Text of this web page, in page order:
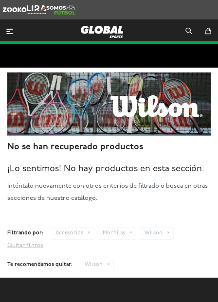
Lira
Somos
Futbol

No se han recuperado productos
¡Lo sentimos! No hay productos en esta sección.
Inténtalo nuevamente con otros criterios de filtrado o busca en otras
secciones de nuestro catálogo.
Filtrando por: Accesorios Mochilas Wilson
Quitar filtros
Te recomendamos quitar: Wilson